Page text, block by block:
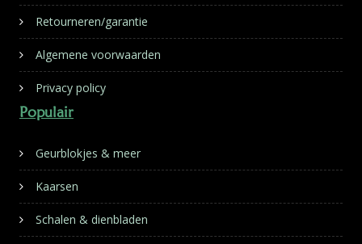
Retourneren/garantie
Algemene voorwaarden
Privacy policy
Populair
Geurblokjes & meer
Kaarsen
Schalen & dienbladen